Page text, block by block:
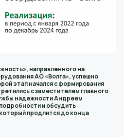
направленного на
АО «Волга», успешно
этап начался с формирования
с заместителем главного
надежности Андреем
и обсудить
продлится до конца